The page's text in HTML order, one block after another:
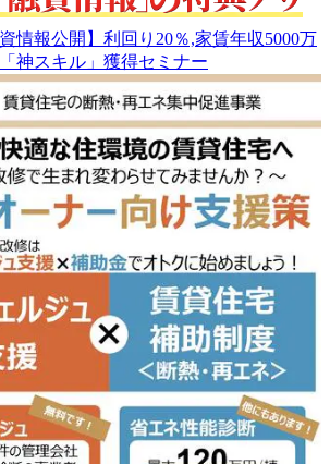
資情報公開】利回り20％,家賃年収5000万
神スキル」獲得セミナー